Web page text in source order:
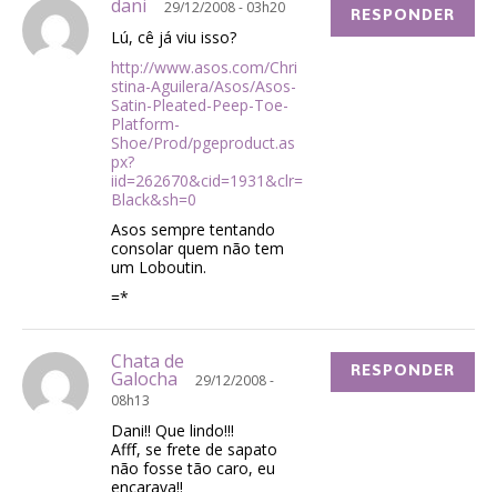
dani 29/12/2008 - 03h20
Lú, cê já viu isso?
http://www.asos.com/Chri
stina-Aguilera/Asos/Asos-
Satin-Pleated-Peep-Toe-
Platform-
Shoe/Prod/pgeproduct.as
px?
iid=262670&cid=1931&clr=
Black&sh=0
Asos sempre tentando
consolar quem não tem
um Loboutin.
=*
RESPONDER
Chata de
Galocha
29/12/2008 -
08h13
Dani!! Que lindo!!!
Afff, se frete de sapato
não fosse tão caro, eu
encarava!!
RESPONDER